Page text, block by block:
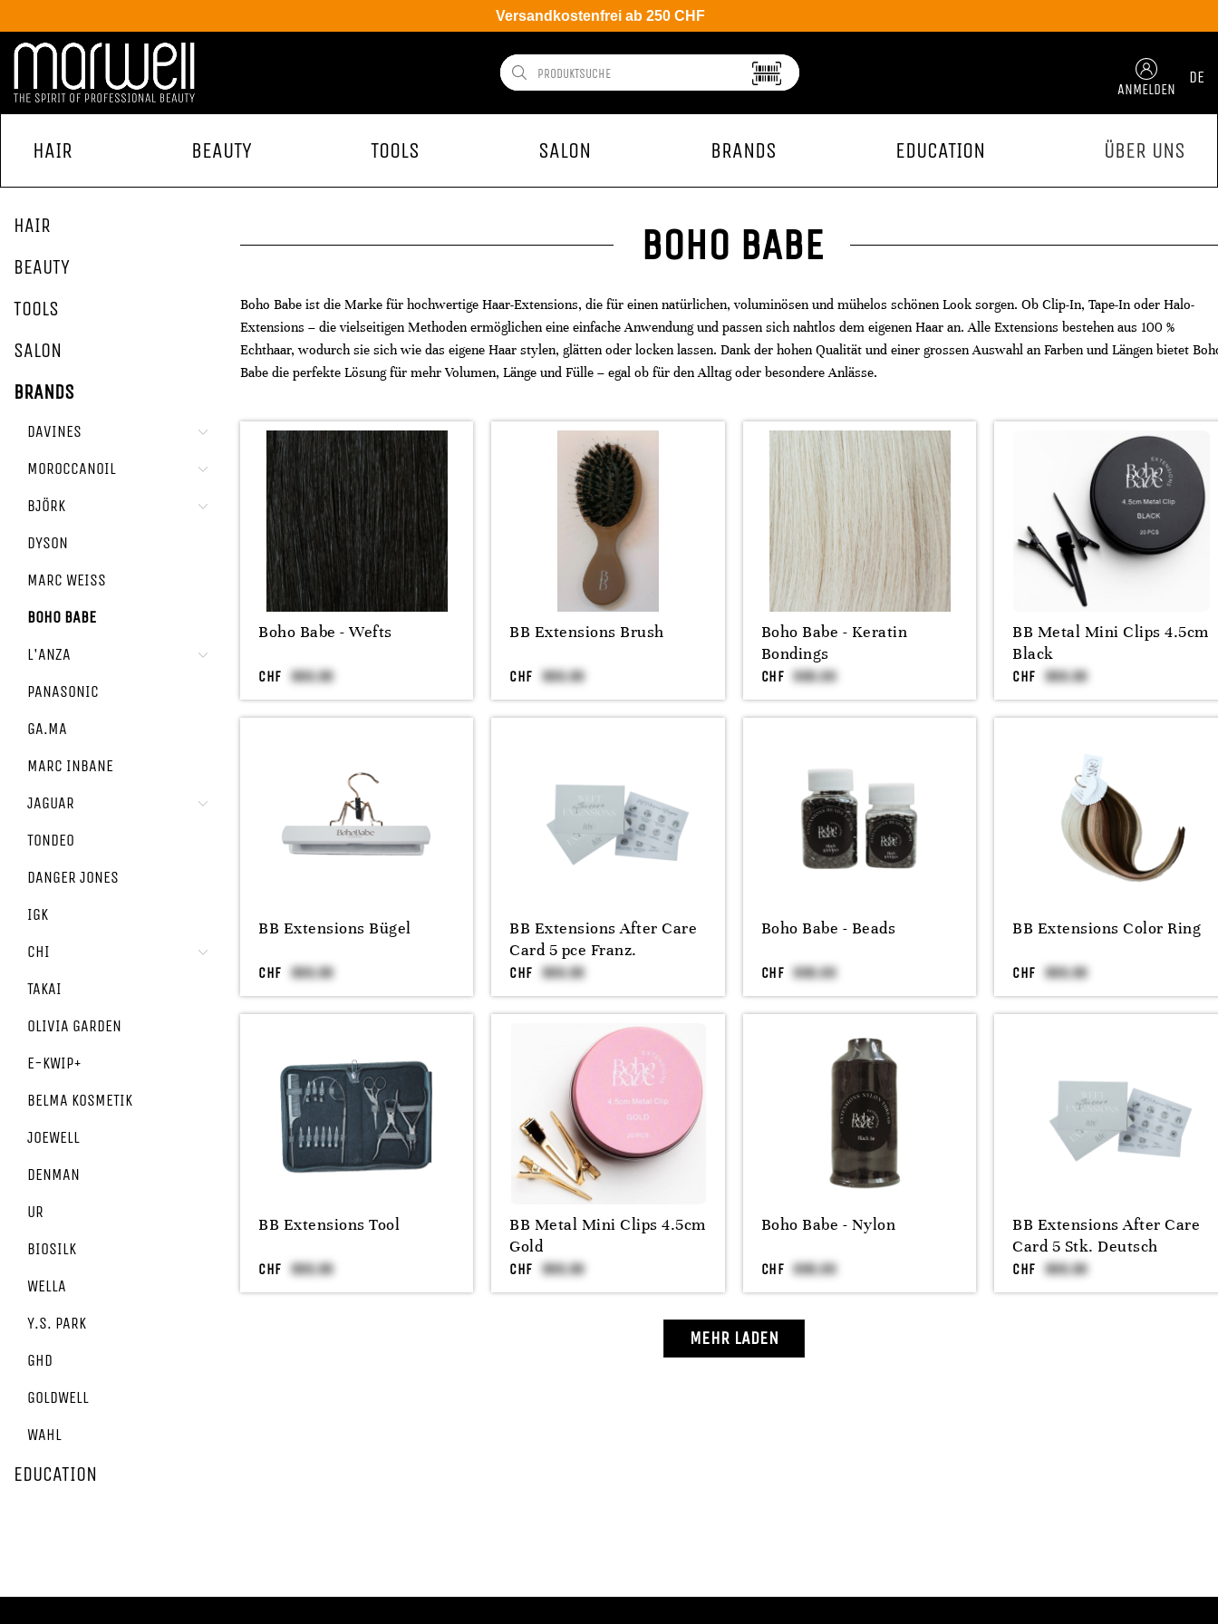
Versandkostenfrei ab 250 CHF
ANMELDEN
DE
HAIR BEAUTY TOOLS SALON BRANDS EDUCATION ÜBER UNS
HAIR
BEAUTY
TOOLS
SALON
BRANDS
DAVINES
MOROCCANOIL
BJÖRK
DYSON
MARC WEISS
BOHO BABE
L'ANZA
PANASONIC
GA.MA
MARC INBANE
JAGUAR
TONDEO
DANGER JONES
IGK
CHI
TAKAI
OLIVIA GARDEN
E-KWIP+
BELMA KOSMETIK
JOEWELL
DENMAN
UR
BIOSILK
WELLA
Y.S. PARK
GHD
GOLDWELL
WAHL
EDUCATION
BOHO BABE
Boho Babe ist die Marke für hochwertige Haar-Extensions, die für einen natürlichen, voluminösen und mühelos schönen Look sorgen. Ob Clip-In, Tape-In oder Halo-
Extensions – die vielseitigen Methoden ermöglichen eine einfache Anwendung und passen sich nahtlos dem eigenen Haar an. Alle Extensions bestehen aus 100 %
Echthaar, wodurch sie sich wie das eigene Haar stylen, glätten oder locken lassen. Dank der hohen Qualität und einer grossen Auswahl an Farben und Längen bietet
Babe die perfekte Lösung für mehr Volumen, Länge und Fülle – egal ob für den Alltag oder besondere Anlässe.
Boho Babe - Wefts
CHF
BB Extensions Brush
CHF
Boho Babe - Keratin
Bondings
CHF
BB Metal Mini Clips 4.5cm
Black
CHF
BB Extensions Bügel
CHF
BB Extensions After Care
Card 5 pce Franz.
CHF
Boho Babe - Beads
CHF
BB Extensions Color Ring
CHF
BB Extensions Tool
CHF
BB Metal Mini Clips 4.5cm
Gold
CHF
Boho Babe - Nylon
CHF
BB Extensions After Care
Card 5 Stk. Deutsch
CHF
MEHR LADEN